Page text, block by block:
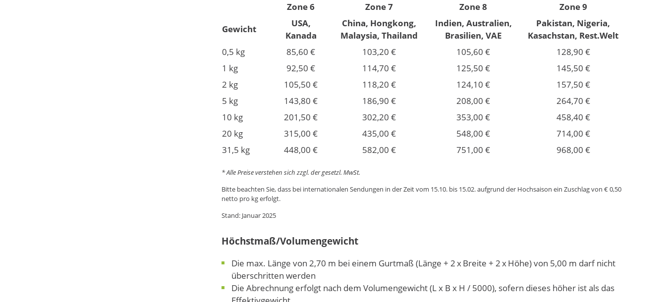
Zone 6 Zone 7 Zone 8
Zone 9
Gewicht
USA,
Kanada
China, Hongkong,
Malaysia, Thailand
Indien, Australien,
Brasilien, VAE
Pakistan, Nigeria,
Kasachstan, Rest.Welt
0,5 kg
85,60 € 103,20 € 105,60 €
128,90 €
1 kg
92,50 € 114,70 € 125,50 €
145,50 €
2 kg
105,50 € 118,20 € 124,10 €
157,50 €
5 kg
143,80 € 186,90 € 208,00 €
264,70 €
10 kg
201,50 € 302,20 € 353,00 €
458,40 €
20 kg
315,00 € 435,00 € 548,00 €
714,00 €
31,5 kg
448,00 € 582,00 € 751,00 € 968,00 €
* Alle Preise verstehen sich zzgl. der gesetzl. MwSt.
Bitte beachten Sie, dass bei internationalen Sendungen in der Zeit vom 15.10. bis 15.02. aufgrund der Hochsaison ein Zuschlag von € 0,50
netto pro kg erfolgt.
Stand: Januar 2025
Höchstmaß/Volumengewicht
Die max. Länge von 2,70 m bei einem Gurtmaß (Länge + 2 x Breite + 2 x Höhe) von 5,00 m darf nicht
überschritten werden
Die Abrechnung erfolgt nach dem Volumengewicht (L x B x H / 5000), sofern dieses höher ist als das